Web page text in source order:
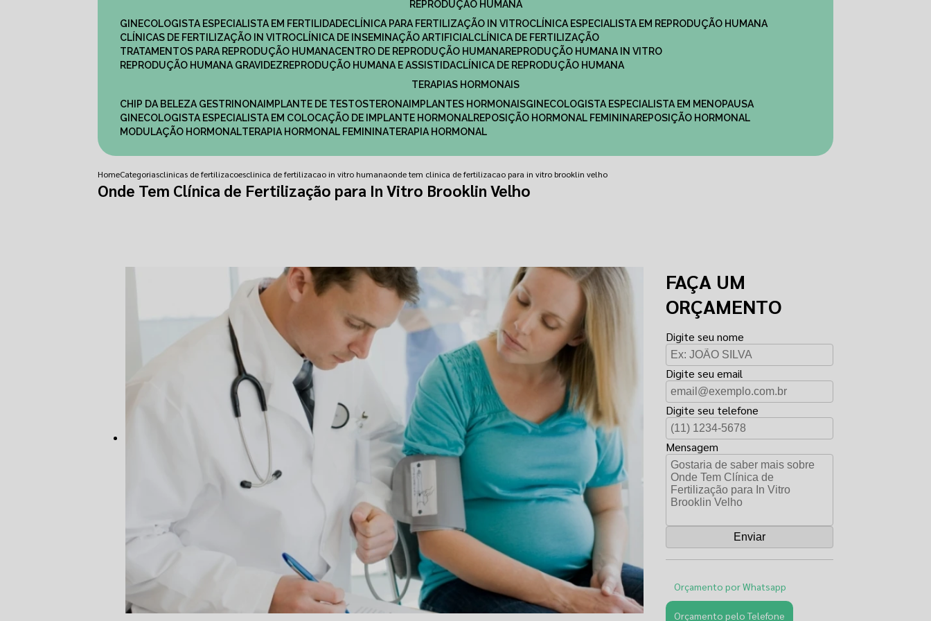
REPRODUÇÃO HUMANA
GINECOLOGISTA ESPECIALISTA EM FERTILIDADE
CLÍNICA PARA FERTILIZAÇÃO IN VITRO
CLÍNICA ESPECIALISTA EM REPRODUÇÃO HUMANA
CLÍNICAS DE FERTILIZAÇÃO IN VITRO
CLÍNICA DE INSEMINAÇÃO ARTIFICIAL
CLÍNICA DE FERTILIZAÇÃO
TRATAMENTOS PARA REPRODUÇÃO HUMANA
CENTRO DE REPRODUÇÃO HUMANA
REPRODUÇÃO HUMANA IN VITRO
REPRODUÇÃO HUMANA GRAVIDEZ
REPRODUÇÃO HUMANA E ASSISTIDA
CLÍNICA DE REPRODUÇÃO HUMANA
TERAPIAS HORMONAIS
CHIP DA BELEZA GESTRINONA IMPLANTE DE TESTOSTERONA IMPLANTES HORMONAIS
GINECOLOGISTA ESPECIALISTA EM MENOPAUSA
GINECOLOGISTA ESPECIALISTA EM COLOCAÇÃO DE IMPLANTE HORMONAL
REPOSIÇÃO HORMONAL FEMININA
REPOSIÇÃO HORMONAL
MODULAÇÃO HORMONAL
TERAPIA HORMONAL FEMININA TERAPIA HORMONAL
HomeCategoriasclinicas de fertilizacoesclinica de fertilizacao in vitro humanaonde tem clinica de fertilizacao para in vitro brooklin velho
Onde Tem Clínica de Fertilização para In Vitro Brooklin Velho
FAÇA UM
ORÇAMENTO
Digite seu nome
Digite seu email
Digite seu telefone
Mensagem
Orçamento por Whatsapp
Orçamento pelo Telefone